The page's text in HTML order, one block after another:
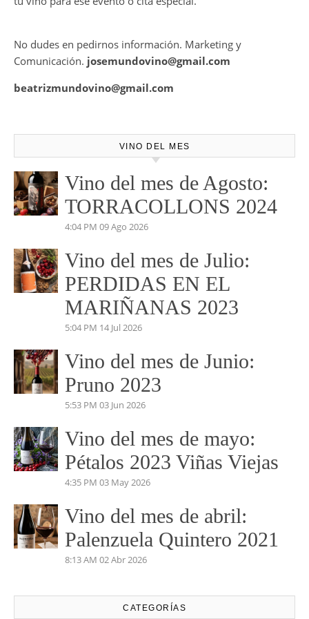
en el viñedo
CONTRATE PUBLICIDAD
Mundovino ofrece los servicios de publicidad en la Web .
También disponemos de Personal Shopper on-line , con el
cual te podemos asesorar a la hora de la mejor elección de
tu vino para ese evento o cita especial.
No dudes en pedirnos información. Marketing y
Comunicación.josemundovino@gmail.com
beatrizmundovino@gmail.com
VINO DEL MES
Vino del mes de Agosto:
TORRACOLLONS 2024
Vino del mes de Julio:
PERDIDAS EN EL
MARIÑANAS 2023
Pruno 2023